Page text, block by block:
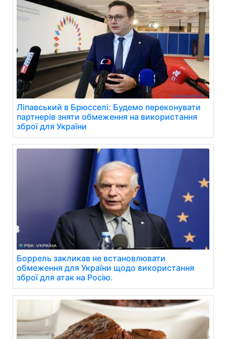
Ліпавський в Брюсселі: Будемо переконувати
партнерів зняти обмеження на використання
зброї для України
Боррель закликав не встановлювати
обмеження для України щодо використання
зброї для атак на Росію.